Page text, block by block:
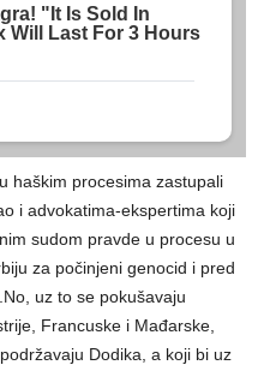
haškim procesima zastupali
i advokatima-ekspertima koji
sudom pravde u procesu u
za počinjeni genocid i pred
uz to se pokušavaju
Francuske i Mađarske,
Dodika, a koji bi uz